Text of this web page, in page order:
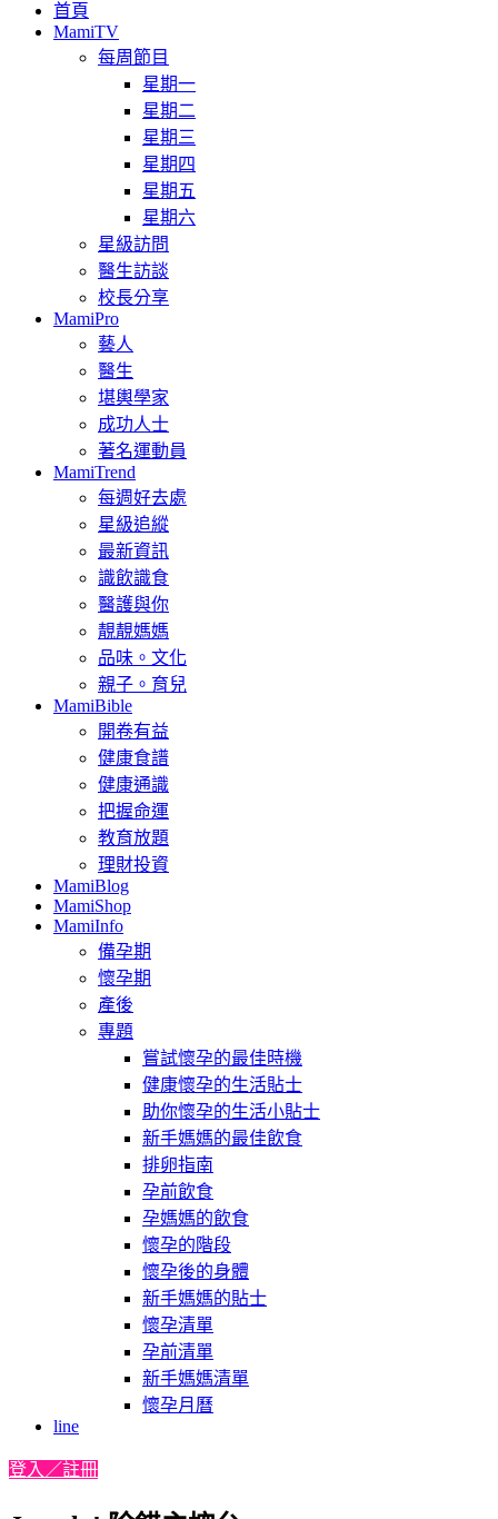
首頁
MamiTV
每周節目
星期一
星期二
星期三
星期四
星期五
星期六
星級訪問
醫生訪談
校長分享
MamiPro
藝人
醫生
堪輿學家
成功人士
著名運動員
MamiTrend
每週好去處
星級追縱
最新資訊
識飲識食
醫護與你
靚靚媽媽
品味。文化
親子。育兒
MamiBible
開卷有益
健康食譜
健康通識
把握命運
教育放題
理財投資
MamiBlog
MamiShop
MamiInfo
備孕期
懷孕期
產後
專題
嘗試懷孕的最佳時機
健康懷孕的生活貼士
助你懷孕的生活小貼士
新手媽媽的最佳飲食
排卵指南
孕前飲食
孕媽媽的飲食
懷孕的階段
懷孕後的身體
新手媽媽的貼士
懷孕清單
孕前清單
新手媽媽清單
懷孕月曆
line
登入／註冊